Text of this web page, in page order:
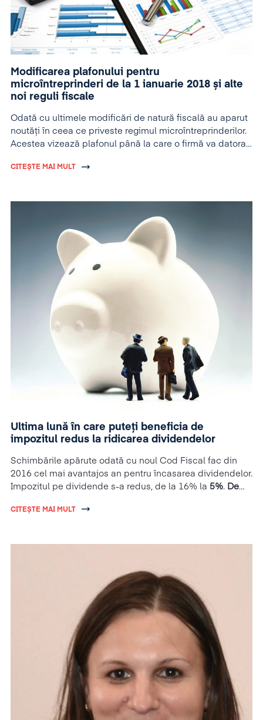
Modificarea plafonului pentru
microîntreprinderi de la 1 ianuarie 2018 și alte
noi reguli fiscale
Odată cu ultimele modificări de natură fiscală au aparut
noutăți în ceea ce priveste regimul microîntreprinderilor.
Acestea vizează plafonul până la care o firmă va datora
regimului și de către firme din domenii exceptate acum
combaterea externalizarii profiturilor realizate de
companiile multinaționale.
CITEȘTE MAI MULT
Ultima lună în care puteţi beneficia de
impozitul redus la ridicarea dividendelor
Schimbările apărute odată cu noul Cod Fiscal fac din
2016 cel mai avantajos an pentru încasarea dividendelor.
Impozitul pe dividende s-a redus, de la 16% la 5%. De
CITEȘTE MAI MULT